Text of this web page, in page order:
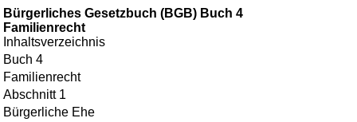
Bürgerliches Gesetzbuch (BGB) Buch 4
Familienrecht
Inhaltsverzeichnis
Buch 4
Familienrecht
Abschnitt 1
Bürgerliche Ehe